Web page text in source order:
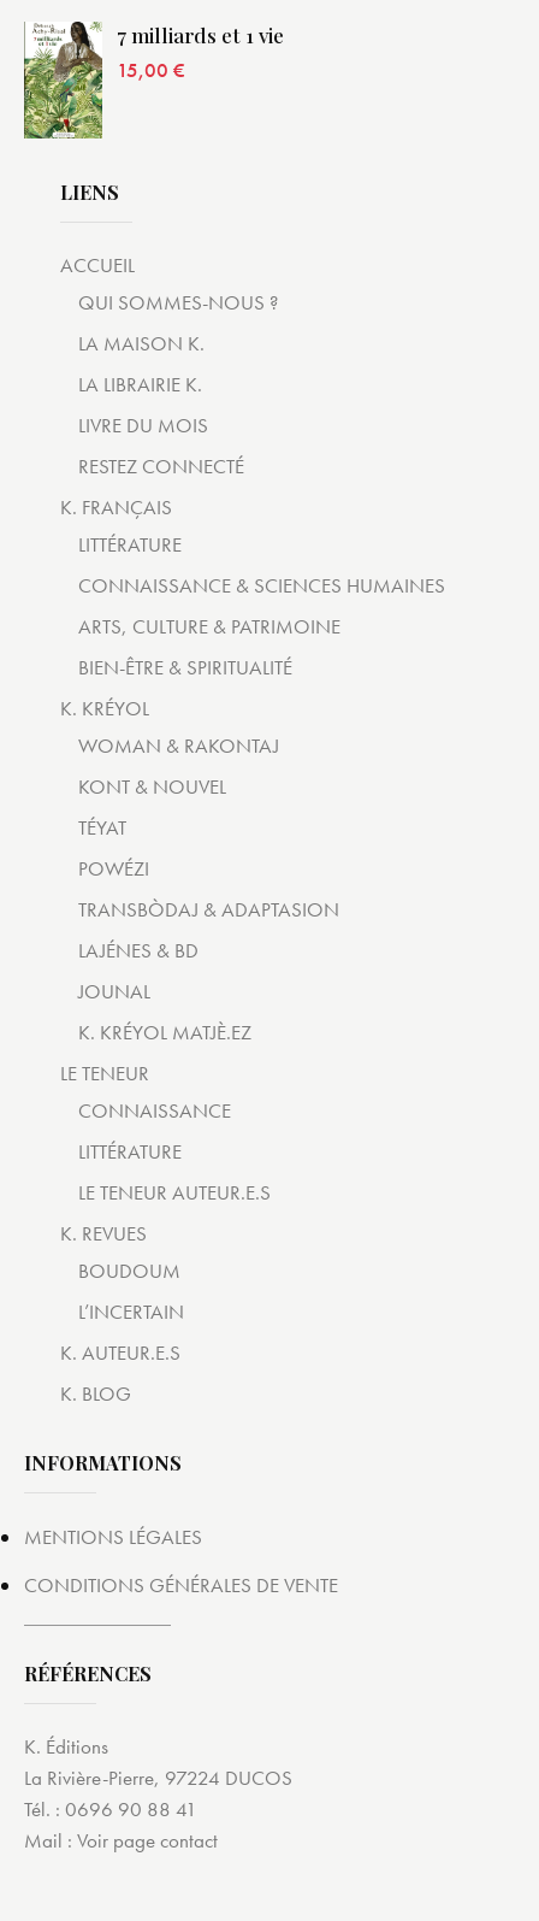
7 milliards et 1 vie
15,00 €
LIENS
ACCUEIL
QUI SOMMES-NOUS ?
LA MAISON K.
LA LIBRAIRIE K.
LIVRE DU MOIS
RESTEZ CONNECTÉ
K. FRANÇAIS
LITTÉRATURE
CONNAISSANCE & SCIENCES HUMAINES
ARTS, CULTURE & PATRIMOINE
BIEN-ÊTRE & SPIRITUALITÉ
K. KRÉYOL
WOMAN & RAKONTAJ
KONT & NOUVEL
TÉYAT
POWÉZI
TRANSBÒDAJ & ADAPTASION
LAJÉNES & BD
JOUNAL
K. KRÉYOL MATJÈ.EZ
LE TENEUR
CONNAISSANCE
LITTÉRATURE
LE TENEUR AUTEUR.E.S
K. REVUES
BOUDOUM
L’INCERTAIN
K. AUTEUR.E.S
K. BLOG
INFORMATIONS
MENTIONS LÉGALES
CONDITIONS GÉNÉRALES DE VENTE
RÉFÉRENCES
K. Éditions
La Rivière-Pierre, 97224 DUCOS
Tél. : 0696 90 88 41
Mail : Voir page contact